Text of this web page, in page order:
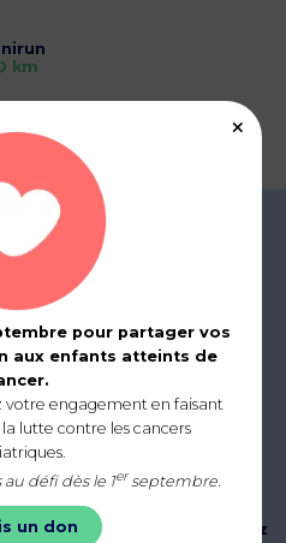
km
pour partager vos
aux enfants atteints de
votre engagement en faisant
lutte contre les cancers
défi dès le 1er septembre.
un don
mensuelle pour être
événements et ajoutez